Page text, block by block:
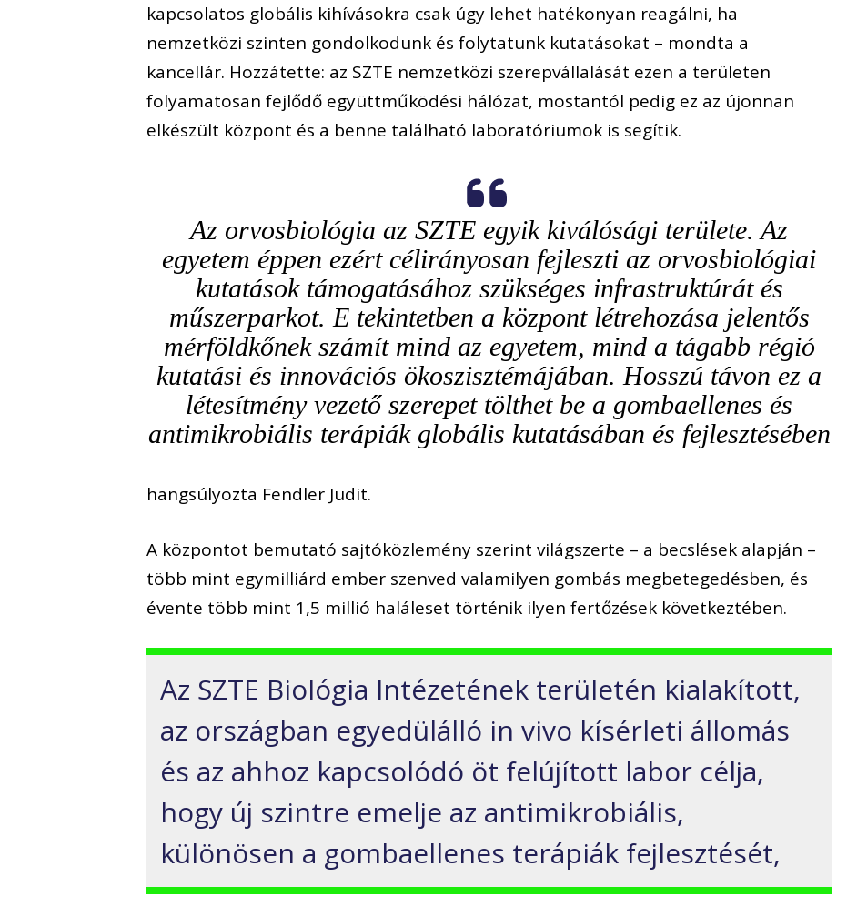
kapcsolatos globális kihívásokra csak úgy lehet hatékonyan reagálni, ha
nemzetközi szinten gondolkodunk és folytatunk kutatásokat – mondta a
kancellár. Hozzátette: az SZTE nemzetközi szerepvállalását ezen a területen
folyamatosan fejlődő együttműködési hálózat, mostantól pedig ez az újonnan
elkészült központ és a benne található laboratóriumok is segítik.
Az orvosbiológia az SZTE egyik kiválósági területe. Az
egyetem éppen ezért célirányosan fejleszti az orvosbiológiai
kutatások támogatásához szükséges infrastruktúrát és
műszerparkot. E tekintetben a központ létrehozása jelentős
mérföldkőnek számít mind az egyetem, mind a tágabb régió
kutatási és innovációs ökoszisztémájában. Hosszú távon ez a
létesítmény vezető szerepet tölthet be a gombaellenes és
antimikrobiális terápiák globális kutatásában és fejlesztésében
hangsúlyozta Fendler Judit.
A központot bemutató sajtóközlemény szerint világszerte – a becslések alapján –
több mint egymilliárd ember szenved valamilyen gombás megbetegedésben, és
évente több mint 1,5 millió haláleset történik ilyen fertőzések következtében.
Az SZTE Biológia Intézetének területén kialakított,
az országban egyedülálló in vivo kísérleti állomás
és az ahhoz kapcsolódó öt felújított labor célja,
hogy új szintre emelje az antimikrobiális,
különösen a gombaellenes terápiák fejlesztését,